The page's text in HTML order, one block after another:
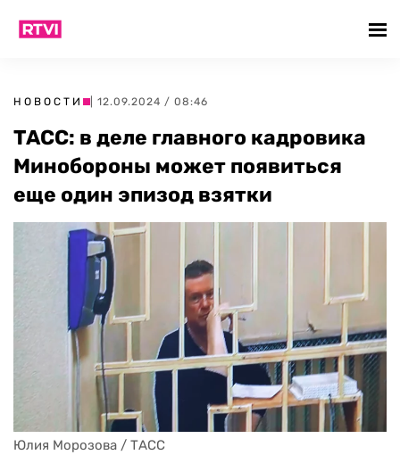
НОВОСТИ | 12.09.2024 / 08:46
ТАСС: в деле главного кадровика
Минобороны может появиться
еще один эпизод взятки
Юлия Морозова / ТАСС